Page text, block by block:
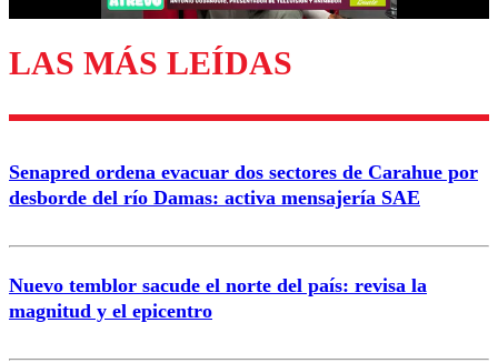
Enviar comentario
LAS MÁS LEÍDAS
Senapred ordena evacuar dos sectores de Carahue por
desborde del río Damas: activa mensajería SAE
Nuevo temblor sacude el norte del país: revisa la
magnitud y el epicentro